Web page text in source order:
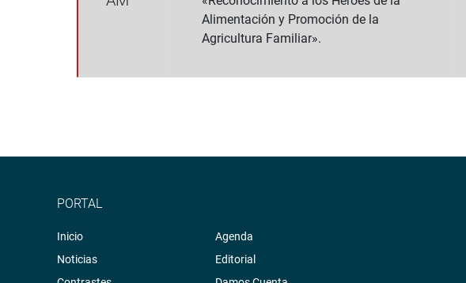
Alimentación y Promoción de la
Agricultura Familiar».
PORTAL
Inicio
Noticias
Agenda
Editorial